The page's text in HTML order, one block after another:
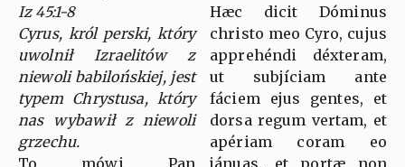
Iz 45:1-8
Cyrus, król perski, który
uwolnił Izraelitów z
niewoli babilońskiej, jest
typem Chrystusa, który
nas wybawił z niewoli
grzechu.
To mówi Pan
Hæc dicit Dóminus
christo meo Cyro, cujus
apprehéndi déxteram,
ut subjíciam ante
fáciem ejus gentes, et
dorsa regum vertam, et
apériam coram eo
jánuas, et portæ non